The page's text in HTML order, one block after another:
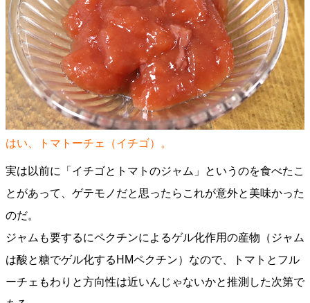
はい、トマトーチェ（イチゴ）。
実は以前に「イチゴとトマトのジャム」というのを食べたこ
とがあって、ゲテモノだと思ったらこれが意外と美味かった
のだ。
ジャムも要するにペクチンによるゲル化作用の産物（ジャム
は酸と糖でゲル化するHMペクチン）なので、トマトとフル
ーチェもわりと方向性は近いんじゃないかと推測した次第で